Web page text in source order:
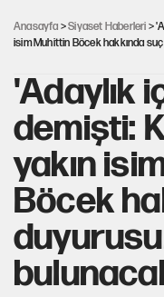
Anasayfa >Siyaset Haberleri >
isim Muhittin Böcek hakkında
'Adaylık
demişti:
yakın
Böcek